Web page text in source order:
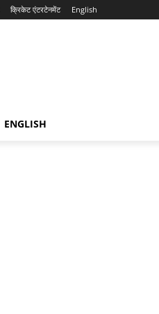
क्रिकेट एंटरटेनमेंट English
ENGLISH